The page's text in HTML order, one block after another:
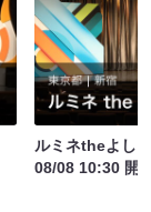
ルミネtheよし
08/08 10:30 開